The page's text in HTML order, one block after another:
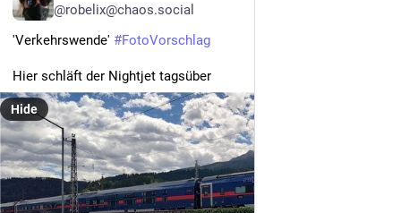
@robelix@chaos.social
'Verkehrswende' #FotoVorschlag
Hier schläft der Nightjet tagsüber
Hide